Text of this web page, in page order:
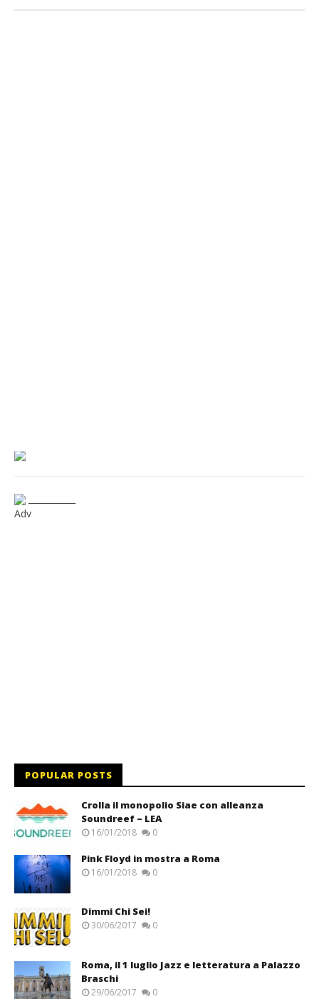
Adv
POPULAR POSTS
Crolla il monopolio Siae con alleanza
Soundreef – LEA
16/01/2018 0
Pink Floyd in mostra a Roma
16/01/2018 0
Dimmi Chi Sei!
30/06/2017 0
Roma, il 1 luglio Jazz e letteratura a Palazzo
Braschi
29/06/2017 0